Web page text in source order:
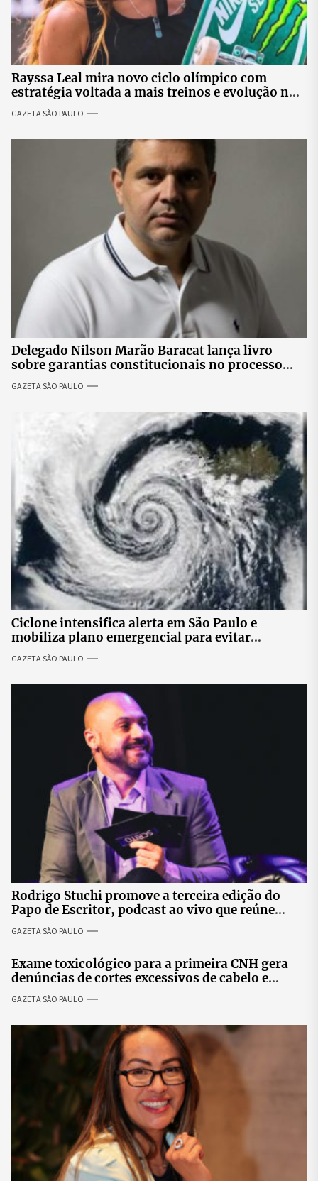
Rayssa Leal mira novo ciclo olímpico com
estratégia voltada a mais treinos e evolução no
GAZETA SÃO PAULO
Delegado Nilson Marão Baracat lança livro
sobre garantias constitucionais no processo
penal brasileiro
GAZETA SÃO PAULO
Ciclone intensifica alerta em São Paulo e
mobiliza plano emergencial para evitar
impactos no fornecimento de energia
GAZETA SÃO PAULO
Rodrigo Stuchi promove a terceira edição do
Papo de Escritor, podcast ao vivo que reúne
especialistas para discutir saúde mental e
prosperidade.
GAZETA SÃO PAULO
Exame toxicológico para a primeira CNH gera
denúncias de cortes excessivos de cabelo e
revolta entre candidatas
GAZETA SÃO PAULO